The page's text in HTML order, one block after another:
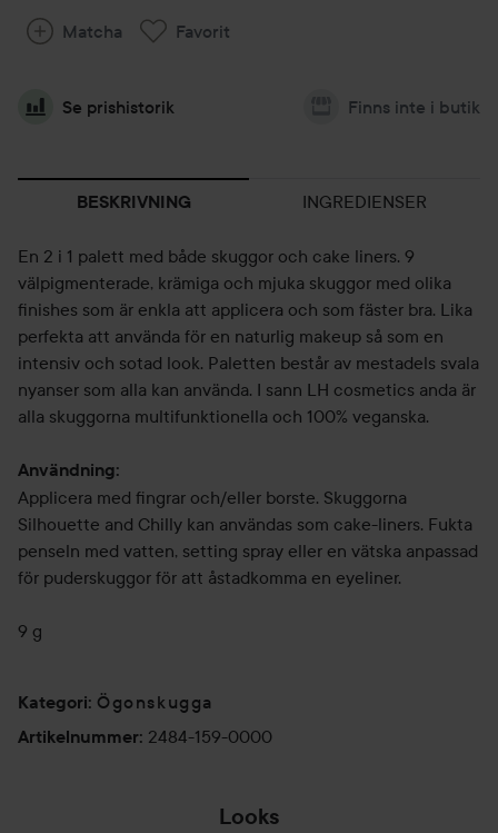
Matcha Favorit
Se prishistorik Finns inte i butik
BESKRIVNING INGREDIENSER
En 2 i 1 palett med både skuggor och cake liners. 9
välpigmenterade, krämiga och mjuka skuggor med olika
finishes som är enkla att applicera och som fäster bra. Lika
perfekta att använda för en naturlig makeup så som en
intensiv och sotad look. Paletten består av mestadels svala
nyanser som alla kan använda. I sann LH cosmetics anda är
alla skuggorna multifunktionella och 100% veganska.
Användning:
Applicera med fingrar och/eller borste. Skuggorna
Silhouette and Chilly kan användas som cake-liners. Fukta
penseln med vatten, setting spray eller en vätska anpassad
för puderskuggor för att åstadkomma en eyeliner.
9 g
Kategori: Ögonskugga
Artikelnummer: 2484-159-0000
Looks